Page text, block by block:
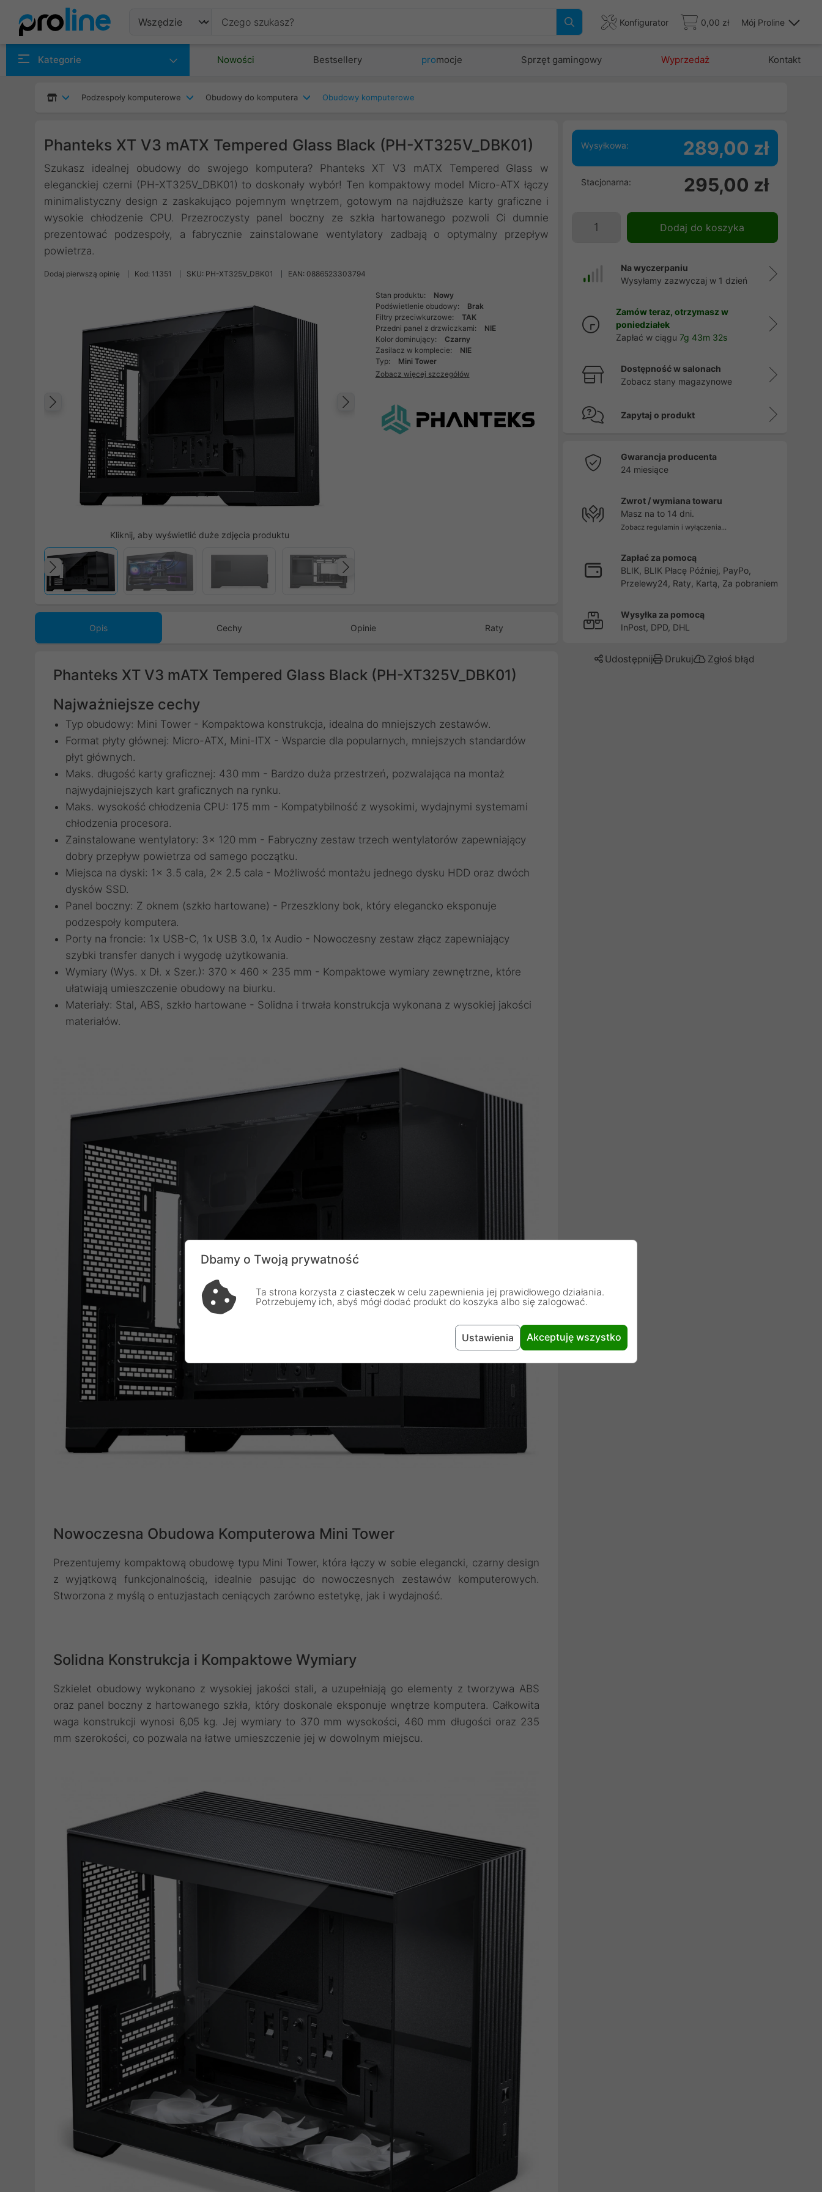
Konfigurator 0,00 zł Mój Proline
Kategorie Nowości Bestsellery promocje Sprzęt gamingowy Wyprzedaż Kontakt
Podzespoły komputerowe Obudowy do komputera Obudowy komputerowe
Phanteks XT V3 mATX Tempered Glass Black (PH-XT325V_DBK01)
Szukasz idealnej obudowy do swojego komputera? Phanteks XT V3 mATX Tempered Glass w
eleganckiej czerni (PH-XT325V_DBK01) to doskonały wybór! Ten kompaktowy model Micro-ATX łączy
minimalistyczny design z zaskakująco pojemnym wnętrzem, gotowym na najdłuższe karty graficzne i
wysokie chłodzenie CPU. Przezroczysty panel boczny ze szkła hartowanego pozwoli Ci dumnie
prezentować podzespoły, a fabrycznie zainstalowane wentylatory zadbają o optymalny przepływ
powietrza.
Dodaj pierwszą opinię Kod: 11351 SKU: PH-XT325V_DBK01 EAN: 0886523303794
Następny
Poprzedni
Kliknij, aby wyświetlić duże zdjęcia produktu
Poprzedni
Stan produktu:
Nowy
Podświetlenie obudowy:
Brak
Filtry przeciwkurzowe:
TAK
Przedni panel z drzwiczkami:
NIE
Kolor dominujący:
Czarny
Zasilacz w komplecie:
NIE
Typ:
Mini Tower
Zobacz więcej szczegółów
Opis Cechy Opinie Raty
Phanteks XT V3 mATX Tempered Glass Black (PH-XT325V_DBK01)
Najważniejsze cechy
Typ obudowy: Mini Tower - Kompaktowa konstrukcja, idealna do mniejszych zestawów.
Format płyty głównej: Micro-ATX, Mini-ITX - Wsparcie dla popularnych, mniejszych standardów
płyt głównych.
Maks. długość karty graficznej: 430 mm - Bardzo duża przestrzeń, pozwalająca na montaż
najwydajniejszych kart graficznych na rynku.
Maks. wysokość chłodzenia CPU: 175 mm - Kompatybilność z wysokimi, wydajnymi systemami
chłodzenia procesora.
Zainstalowane wentylatory: 3x 120 mm - Fabryczny zestaw trzech wentylatorów zapewniający
dobry przepływ powietrza od samego początku.
Miejsca na dyski: 1x 3.5 cala, 2x 2.5 cala - Możliwość montażu jednego dysku HDD oraz dwóch
dysków SSD.
Panel boczny: Z oknem (szkło hartowane) - Przeszklony bok, który elegancko eksponuje
podzespoły komputera.
Porty na froncie: 1x USB-C, 1x USB 3.0, 1x Audio - Nowoczesny zestaw złącz zapewniający
szybki transfer danych i wygodę użytkowania.
Wymiary (Wys. x Dł. x Szer.): 370 x 460 x 235 mm - Kompaktowe wymiary zewnętrzne, które
ułatwiają umieszczenie obudowy na biurku.
Materiały: Stal, ABS, szkło hartowane - Solidna i trwała konstrukcja wykonana z wysokiej jakości
materiałów.
Nowoczesna Obudowa Komputerowa Mini Tower
Prezentujemy kompaktową obudowę typu Mini Tower, która łączy w sobie elegancki, czarny design
z wyjątkową funkcjonalnością, idealnie pasując do nowoczesnych zestawów komputerowych.
Stworzona z myślą o entuzjastach ceniących zarówno estetykę, jak i wydajność.
Solidna Konstrukcja i Kompaktowe Wymiary
Szkielet obudowy wykonano z wysokiej jakości stali, a uzupełniają go elementy z tworzywa ABS
oraz panel boczny z hartowanego szkła, który doskonale eksponuje wnętrze komputera. Całkowita
waga konstrukcji wynosi 6,05 kg. Jej wymiary to 370 mm wysokości, 460 mm długości oraz 235
mm szerokości, co pozwala na łatwe umieszczenie jej w dowolnym miejscu.
Wysyłkowa: 289,00 zł
Stacjonarna: 295,00 zł
Dodaj do koszyka
Na wyczerpaniu
Wysyłamy zazwyczaj w 1 dzień
Zamów teraz, otrzymasz w
poniedziałek
Zapłać w ciągu7g 43m 31s
Dostępność w salonach
Zobacz stany magazynowe
Zapytaj o produkt
Gwarancja producenta
24 miesiące
Zwrot / wymiana towaru
Masz na to 14 dni.
Zobacz regulamin i wyłączenia...
Zapłać za pomocą
BLIK, BLIK Płacę Później, PayPo,
Przelewy24, Raty, Kartą, Za pobraniem
Wysyłka za pomocą
InPost, DPD, DHL
Udostępnij Drukuj Zgłoś błąd
Dbamy o Twoją prywatność
Ta strona korzysta z ciasteczek w celu zapewnienia jej prawidłowego działania.
Potrzebujemy ich, abyś mógł dodać produkt do koszyka albo się zalogować.
Ustawienia Akceptuję wszystko